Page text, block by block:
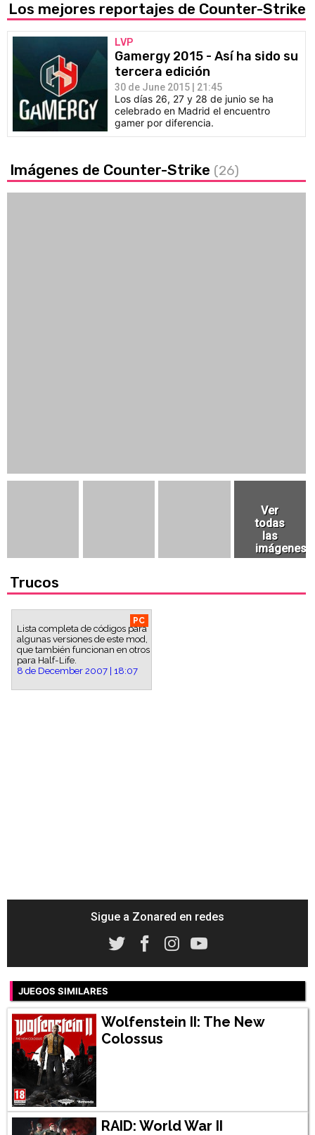
Los mejores reportajes de Counter-Strike
LVP
Gamergy 2015 - Así ha sido su
tercera edición
30 de June 2015 | 21:45
Los días 26, 27 y 28 de junio se ha
celebrado en Madrid el encuentro
gamer por diferencia.
Imágenes de Counter-Strike (26)
Trucos
PC
Lista completa de códigos para
algunas versiones de este mod,
que también funcionan en otros
para Half-Life.
8 de December 2007 | 18:07
Sigue a Zonared en redes
JUEGOS SIMILARES
Wolfenstein II: The New
Colossus
RAID: World War II